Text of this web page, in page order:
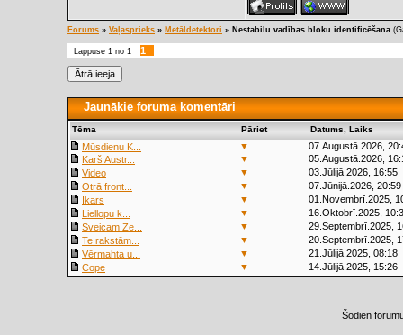
Forums » Vaļasprieks » Metāldetektori » Nestabilu vadības bloku identificēšana
Lappuse 1 no 1 1
Jaunākie foruma komentāri
Tēma Pāriet Datums, Laiks
Mūsdienu K... ▼
07.Augustā.2026,
Karš Austr...
▼
05.Augustā.2026,
Video
▼
03.Jūlijā.2026, 16:55
Otrā front...
▼
07.Jūnijā.2026, 20:59
Ikars
▼
01.Novembrī.2025,
Liellopu k...
▼
16.Oktobrī.2025,
Sveicam Ze...
▼
29.Septembrī.2025,
Te rakstām...
▼
20.Septembrī.2025,
Vērmahta u...
▼
21.Jūlijā.2025, 08:18
Cope
▼ 14.Jūlijā.2025, 15:26
Šodien